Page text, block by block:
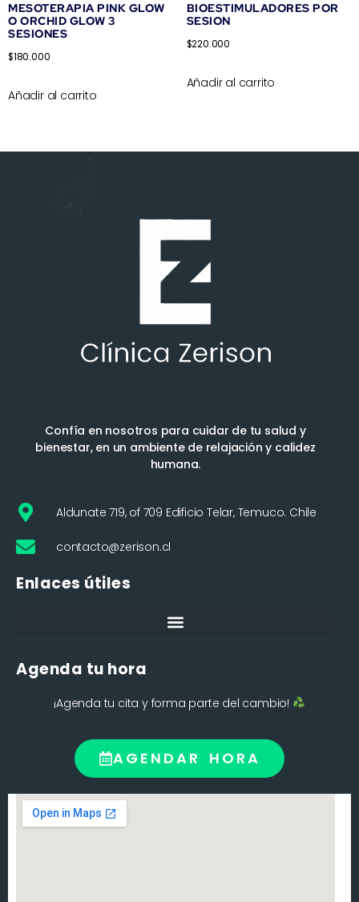
MESOTERAPIA PINK GLOW
O ORCHID GLOW 3
SESIONES
$180.000
Añadir al carrito
BIOESTIMULADORES POR
SESION
$220.000
Añadir al carrito
Confía en nosotros para cuidar de tu salud y
bienestar, en un ambiente de relajación y calidez
humana.
Aldunate 719, of 709 Edificio Telar, Temuco. Chile
contacto@zerison.cl
Enlaces útiles
Agenda tu hora
¡Agenda tu cita y forma parte del cambio!
AGENDAR HORA